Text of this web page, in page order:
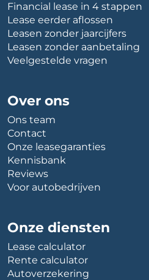
Financial lease in 4 stappen
Lease eerder aflossen
Leasen zonder jaarcijfers
Leasen zonder aanbetaling
Veelgestelde vragen
Over ons
Ons team
Contact
Onze leasegaranties
Kennisbank
Reviews
Voor autobedrijven
Onze diensten
Lease calculator
Rente calculator
Autoverzekering